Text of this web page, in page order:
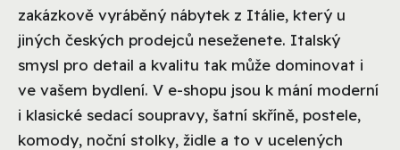
zakázkově vyráběný nábytek z Itálie, který u
jiných českých prodejců neseženete. Italský
smysl pro detail a kvalitu tak může dominovat i
ve vašem bydlení. V e-shopu jsou k mání moderní
i klasické sedací soupravy, šatní skříně, postele,
komody, noční stolky, židle a to v ucelených